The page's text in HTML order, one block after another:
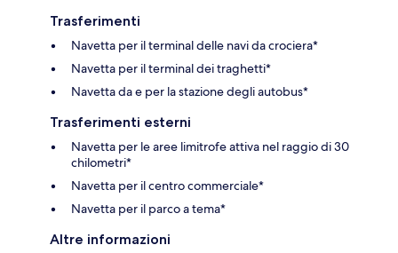
Trasferimenti
Navetta per il terminal delle navi da crociera*
Navetta per il terminal dei traghetti*
Navetta da e per la stazione degli autobus*
Trasferimenti esterni
Navetta per le aree limitrofe attiva nel raggio di 30
chilometri*
Navetta per il centro commerciale*
Navetta per il parco a tema*
Altre informazioni